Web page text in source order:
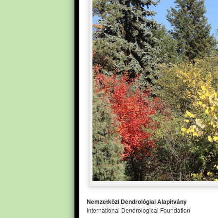
Nemzetközi Dendrológiai Alapítvány
International Dendrological Foundation